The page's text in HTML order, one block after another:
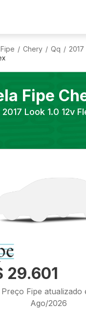
/ Chery / Qq / 2017
Fipe
2017 Look 1.0 12v
29.601
Preço Fipe atualizado
Ago/2026